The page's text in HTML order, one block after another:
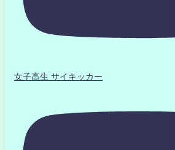
女子高生 サイキッカー